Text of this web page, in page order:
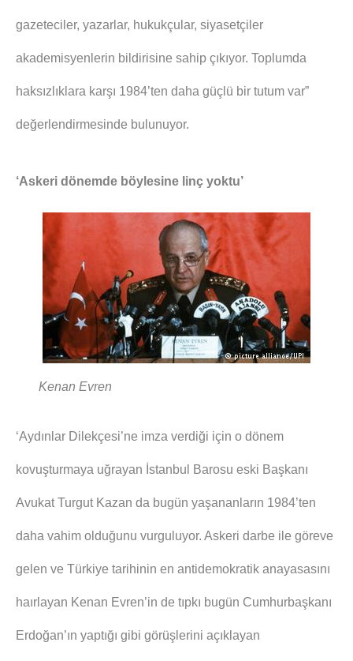
gazeteciler, yazarlar, hukukçular, siyasetçiler
akademisyenlerin bildirisine sahip çıkıyor. Toplumda
haksızlıklara karşı 1984’ten daha güçlü bir tutum var”
değerlendirmesinde bulunuyor.
‘Askeri dönemde böylesine linç yoktu’
Kenan Evren
‘Aydınlar Dilekçesi’ne imza verdiği için o dönem
kovuşturmaya uğrayan İstanbul Barosu eski Başkanı
Avukat Turgut Kazan da bugün yaşananların 1984’ten
daha vahim olduğunu vurguluyor. Askeri darbe ile göreve
gelen ve Türkiye tarihinin en antidemokratik anayasasını
haırlayan Kenan Evren’in de tıpkı bugün Cumhurbaşkanı
Erdoğan’ın yaptığı gibi görüşlerini açıklayan